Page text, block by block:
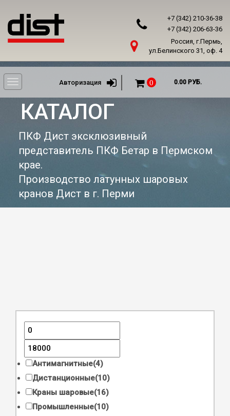
+7 (342) 210-36-38
+7 (342) 206-63-36
Россия, г.Пермь,
ул.Белинского 31, оф. 4
Toggle
0 0.00 РУБ.
Авторизация
КАТАЛОГ
ПКФ Дист эксклюзивный
представитель ПКФ Бетар в Пермском
крае.
Производство латунных шаровых
кранов Дист в г. Перми
Антимагнитные(4)
Дистанционные(10)
Краны шаровые(16)
Промышленные(10)